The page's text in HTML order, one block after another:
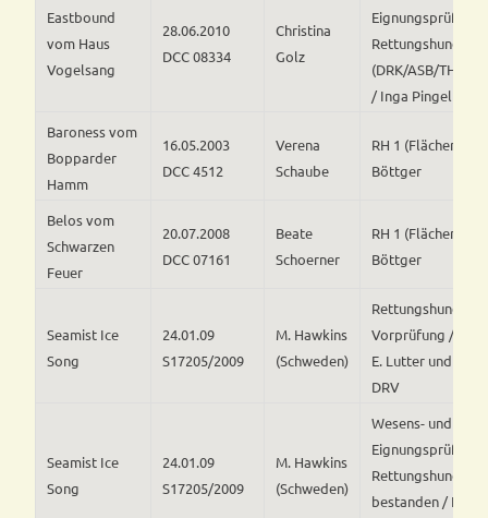
Eastbound
vom Haus
Vogelsang
28.06.2010
DCC 08334
Christina
Golz
Eignungsprüfung
Rettungshunde
(DRK/ASB/THW)
/ Inga Pingel
Baroness vom
Bopparder
Hamm
16.05.2003
DCC 4512
Verena
Schaube
RH 1
Böttger
Belos vom
Schwarzen
Feuer
20.07.2008
DCC 07161
Beate
Schoerner
RH 1
Böttger
Seamist Ice
Song
24.01.09
S17205/2009
M. Hawkins
(Schweden)
Rettungshunde –
Vorprüfung /
E. Lutter und F.
DRV
Seamist Ice
Song
24.01.09
S17205/2009
M. Hawkins
(Schweden)
Wesens- und
Eignungsprüfung
Rettungshunde
bestanden / Herr